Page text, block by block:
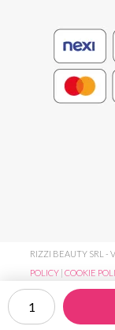
Luminous
Silk
RIZZI BEAUTY SRL -
POLICY COOKIE